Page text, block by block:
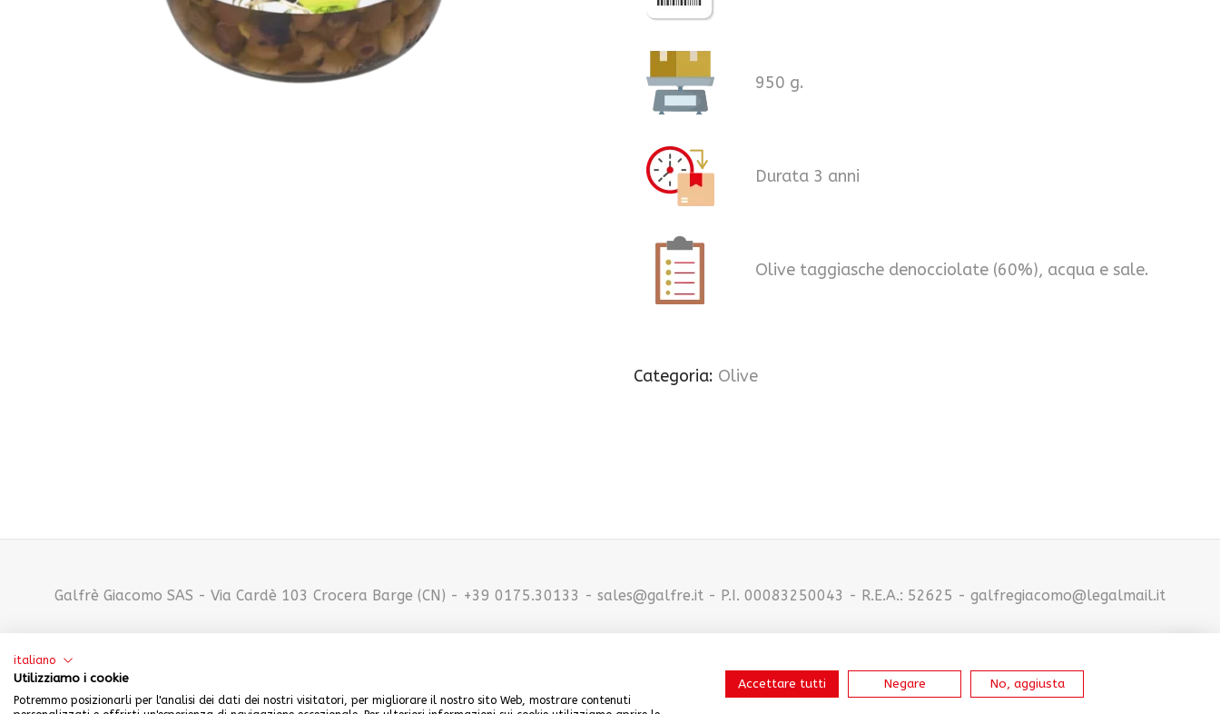
950 g.
Durata 3 anni
Olive taggiasche denocciolate (60%), acqua e sale.
Categoria: Olive
Galfrè Giacomo SAS - Via Cardè 103 Crocera Barge (CN) - +39 0175.30133 - sales@galfre.it - P.I. 00083250043 - R.E.A.: 52625 - galfregiacomo@legalmail.it
CREDITS-PRIVACY POLICY
italiano
Utilizziamo i cookie
Potremmo posizionarli per l'analisi dei dati dei nostri visitatori, per migliorare il nostro sito Web, mostrare contenuti
Accettare tutti Negare No, aggiusta